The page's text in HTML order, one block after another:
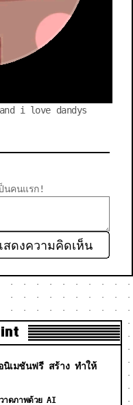
i love dandys
นคนแรก!
สดงความคิดเห็น
เมชันฟรี สร้าง ทำให้
วาดภาพด้วย AI